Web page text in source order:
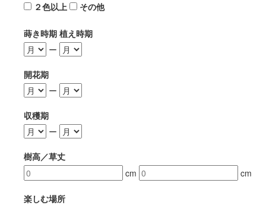
２色以上
その他
蒔き時期 植え時期
ー
開花期
ー
収穫期
ー
樹高／草丈
cm
cm
楽しむ場所